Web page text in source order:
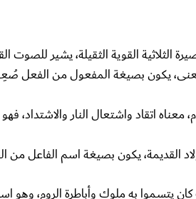
الثلاثية القوية الثقيلة، يشير
يكون بصيغة المفعول من الفعل
معناه اتقاد واشتعال النار
القديمة، يكون بصيغة اسم الفاعل من
يتسموا به ملوك وأباطرة الروم،